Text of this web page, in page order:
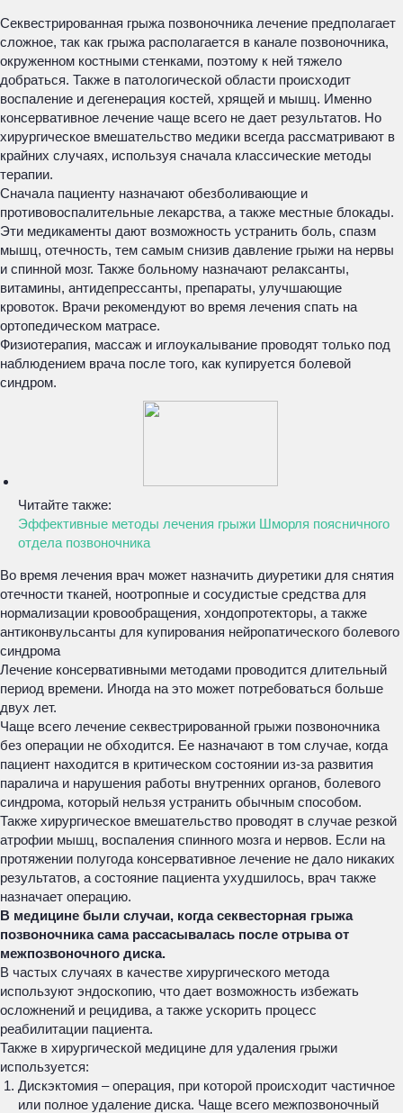
Секвестрированная грыжа позвоночника лечение предполагает
сложное, так как грыжа располагается в канале позвоночника,
окруженном костными стенками, поэтому к ней тяжело
добраться. Также в патологической области происходит
воспаление и дегенерация костей, хрящей и мышц. Именно
консервативное лечение чаще всего не дает результатов. Но
хирургическое вмешательство медики всегда рассматривают в
крайних случаях, используя сначала классические методы
терапии.
Сначала пациенту назначают обезболивающие и
противовоспалительные лекарства, а также местные блокады.
Эти медикаменты дают возможность устранить боль, спазм
мышц, отечность, тем самым снизив давление грыжи на нервы
и спинной мозг. Также больному назначают релаксанты,
витамины, антидепрессанты, препараты, улучшающие
кровоток. Врачи рекомендуют во время лечения спать на
ортопедическом матрасе.
Физиотерапия, массаж и иглоукалывание проводят только под
наблюдением врача после того, как купируется болевой
синдром.
Читайте также:
Эффективные методы лечения грыжи Шморля поясничного
отдела позвоночника
Во время лечения врач может назначить диуретики для снятия
отечности тканей, ноотропные и сосудистые средства для
нормализации кровообращения, хондопротекторы, а также
антиконвульсанты для купирования нейропатического болевого
синдрома
Лечение консервативными методами проводится длительный
период времени. Иногда на это может потребоваться больше
двух лет.
Чаще всего лечение секвестрированной грыжи позвоночника
без операции не обходится. Ее назначают в том случае, когда
пациент находится в критическом состоянии из-за развития
паралича и нарушения работы внутренних органов, болевого
синдрома, который нельзя устранить обычным способом.
Также хирургическое вмешательство проводят в случае резкой
атрофии мышц, воспаления спинного мозга и нервов. Если на
протяжении полугода консервативное лечение не дало никаких
результатов, а состояние пациента ухудшилось, врач также
назначает операцию.
В медицине были случаи, когда секвесторная грыжа
позвоночника сама рассасывалась после отрыва от
межпозвоночного диска.
В частых случаях в качестве хирургического метода
используют эндоскопию, что дает возможность избежать
осложнений и рецидива, а также ускорить процесс
реабилитации пациента.
Также в хирургической медицине для удаления грыжи
используется:
Дискэктомия – операция, при которой происходит частичное
или полное удаление диска. Чаще всего межпозвоночный